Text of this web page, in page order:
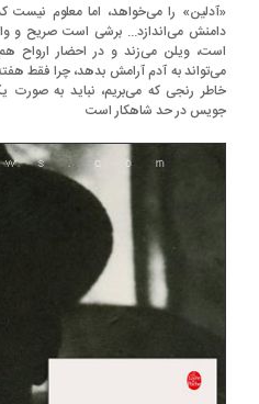
را می‌خواهد، اما معلوم نیست کدام
می‌اندازد... برشی است صریح و واضح از
ویلن می‌زند و در احضار ارواح هم دستی
به آدم آرامش بدهد، چرا فقط هفته‌ای
رنجی که می‌بریم،‌ نباید به‌ صورت یک
در حد شاهکار است